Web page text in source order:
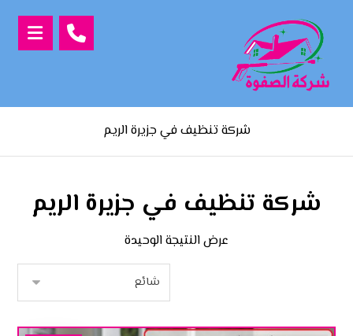
شركة تنظيف في جزيرة الريم
شركة تنظيف في جزيرة الريم
عرض النتيجة الوحيدة